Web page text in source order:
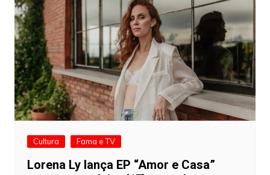
Cultura Fama e TV
Lorena Ly lança EP “Amor e Casa”